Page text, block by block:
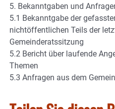
5. Bekanntgaben und
5.1 Bekanntgabe der
nichtöffentlichen Teils der
Gemeinderatssitzung
5.2 Bericht über laufende
Themen
5.3 Anfragen aus dem